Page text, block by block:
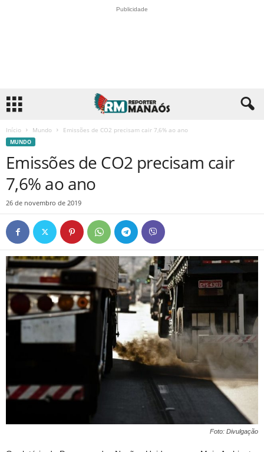
Publicidade
Início Mundo Emissões de CO2 precisam cair 7,6% ao ano
MUNDO
Emissões de CO2 precisam cair
7,6% ao ano
26 de novembro de 2019
Foto: Divulgação